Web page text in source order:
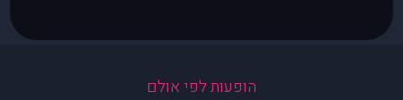
הופעות לפי אולם